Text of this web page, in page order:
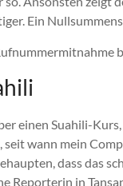
Ein
einen Suahili-
wann mein
dass das
Reporterin in